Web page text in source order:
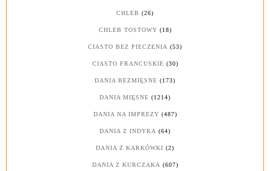
CHLEB (26)
CHLEB TOSTOWY (18)
CIASTO BEZ PIECZENIA (53)
CIASTO FRANCUSKIE (30)
DANIA BEZMIĘSNE (173)
DANIA MIĘSNE (1214)
DANIA NA IMPREZY (487)
DANIA Z INDYKA (64)
DANIA Z KARKÓWKI (2)
DANIA Z KURCZAKA (607)